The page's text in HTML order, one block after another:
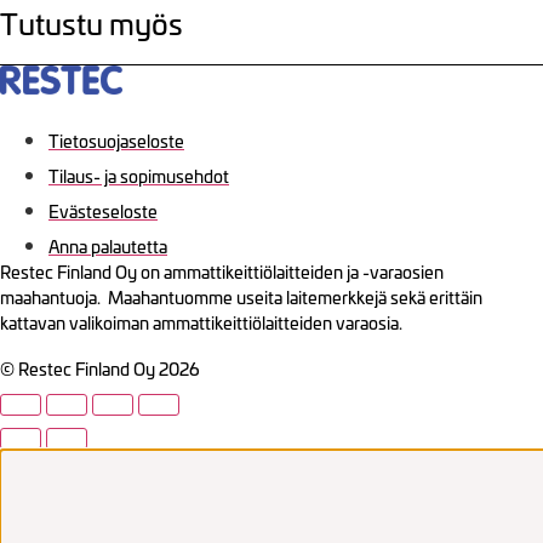
Tutustu myös
Tietosuojaseloste
Tilaus- ja sopimusehdot
Evästeseloste
Anna palautetta
Restec Finland Oy on ammattikeittiölaitteiden ja -varaosien
maahantuoja. Maahantuomme useita laitemerkkejä sekä erittäin
kattavan valikoiman ammattikeittiölaitteiden varaosia.
© Restec Finland Oy 2026